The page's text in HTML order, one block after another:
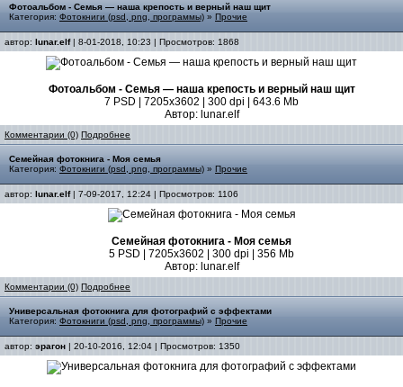
Фотоальбом - Семья — наша крепость и верный наш щит
Категория: Фотокниги (psd, png, программы) » Прочие
автор: lunar.elf| 8-01-2018, 10:23 | Просмотров: 1868
Фотоальбом - Семья — наша крепость и верный наш щит
7 PSD | 7205х3602 | 300 dpi | 643.6 Mb
Автор: lunar.elf
Комментарии (0) Подробнее
Семейная фотокнига - Моя семья
Категория: Фотокниги (psd, png, программы) » Прочие
автор: lunar.elf| 7-09-2017, 12:24 | Просмотров: 1106
Семейная фотокнига - Моя семья
5 PSD | 7205x3602 | 300 dpi | 356 Mb
Автор: lunar.elf
Комментарии (0) Подробнее
Универсальная фотокнига для фотографий с эффектами
Категория: Фотокниги (psd, png, программы) » Прочие
автор: эрагон | 20-10-2016, 12:04 | Просмотров: 1350